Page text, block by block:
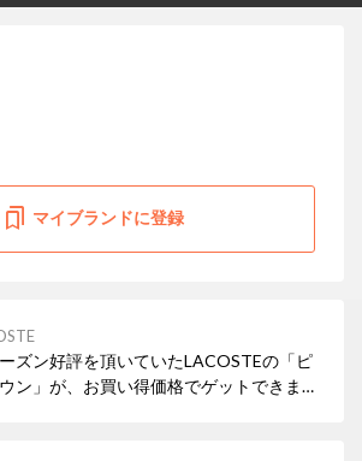
マイブランドに登録
ズン好評を頂いていたLACOSTEの「ピ
ン」が、お買い得価格でゲットできま